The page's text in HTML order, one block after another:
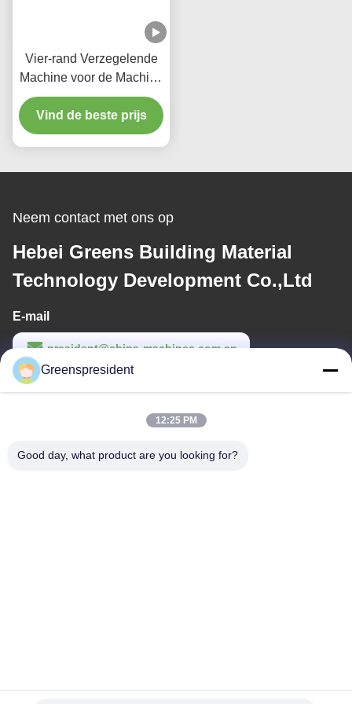
Vier-rand Verzegelende
Machine voor de Machine
van Lmaination van het
Gipsplafond
Vind de beste prijs
Neem contact met ons op
Hebei Greens Building Material
Technology Development Co.,Ltd
E-mail
president@china-machines.com.cn
Werktijd
Greenspresident
12:25 PM
Good day, what product are you looking for?